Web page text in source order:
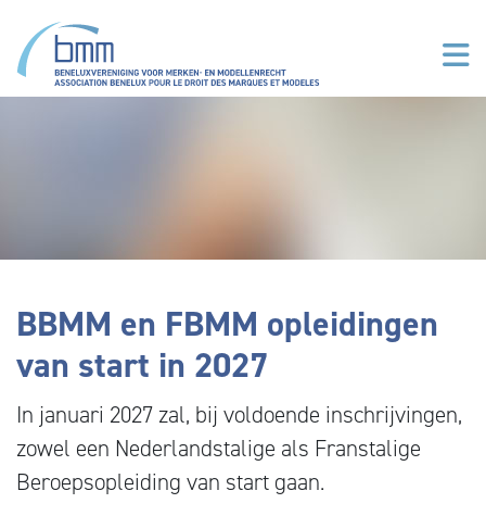
BBMM en FBMM opleidingen
van start in 2027
In januari 2027 zal, bij voldoende inschrijvingen,
zowel een Nederlandstalige als Franstalige
Beroepsopleiding van start gaan.